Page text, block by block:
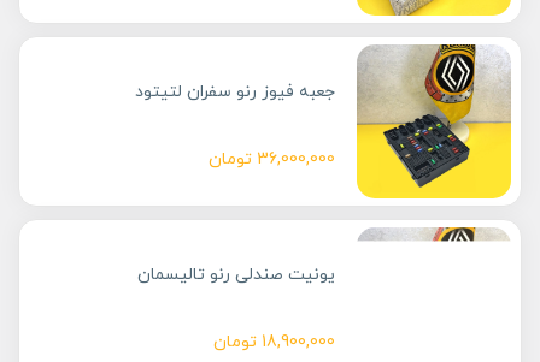
جعبه فیوز رنو سفران لتیتود
36,000,000 تومان
یونیت صندلی رنو تالیسمان
18,900,000 تومان